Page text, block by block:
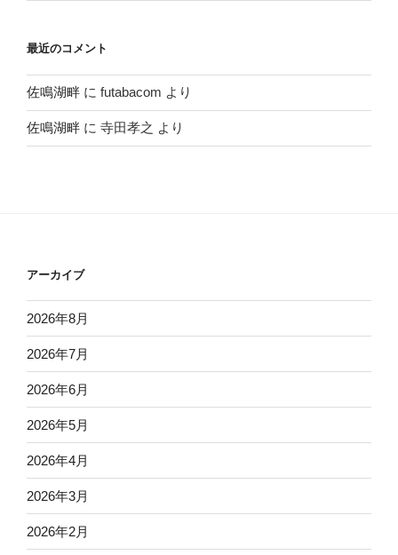
最近のコメント
佐鳴湖畔 に futabacom より
佐鳴湖畔 に 寺田孝之 より
アーカイブ
2026年8月
2026年7月
2026年6月
2026年5月
2026年4月
2026年3月
2026年2月